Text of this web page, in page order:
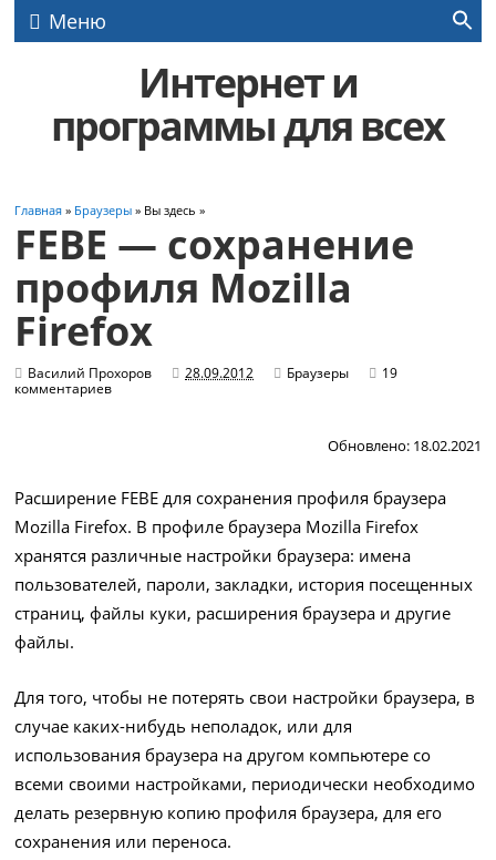
Меню
Интернет и
программы для всех
Главная » Браузеры » Вы здесь »
FEBE — сохранение
профиля Mozilla
Firefox
Василий Прохоров 28.09.2012 Браузеры
19
комментариев
Обновлено: 18.02.2021
Расширение FEBE для сохранения профиля браузера
Mozilla Firefox. В профиле браузера Mozilla Firefox
хранятся различные настройки браузера: имена
пользователей, пароли, закладки, история посещенных
страниц, файлы куки, расширения браузера и другие
файлы.
Для того, чтобы не потерять свои настройки браузера, в
случае каких-нибудь неполадок, или для
использования браузера на другом компьютере со
всеми своими настройками, периодически необходимо
делать резервную копию профиля браузера, для его
сохранения или переноса.